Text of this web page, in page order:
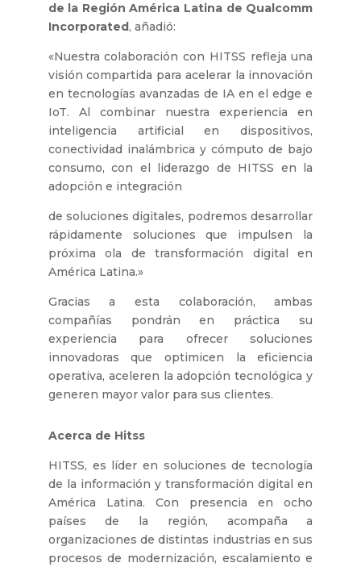
de la Región América Latina de Qualcomm
Incorporated , añadió:
«Nuestra colaboración con HITSS refleja una
visión compartida para acelerar la innovación
en tecnologías avanzadas de IA en el edge e
IoT. Al combinar nuestra experiencia en
inteligencia artificial en dispositivos,
conectividad inalámbrica y cómputo de bajo
consumo, con el liderazgo de HITSS en la
adopción e integración
de soluciones digitales, podremos desarrollar
rápidamente soluciones que impulsen la
próxima ola de transformación digital en
América Latina.»
Gracias a esta colaboración, ambas
compañías pondrán en práctica su
experiencia para ofrecer soluciones
innovadoras que optimicen la eficiencia
operativa, aceleren la adopción tecnológica y
generen mayor valor para sus clientes.
Acerca de Hitss
HITSS, es líder en soluciones de tecnología
de la información y transformación digital en
América Latina. Con presencia en ocho
países de la región, acompaña a
organizaciones de distintas industrias en sus
procesos de modernización, escalamiento e